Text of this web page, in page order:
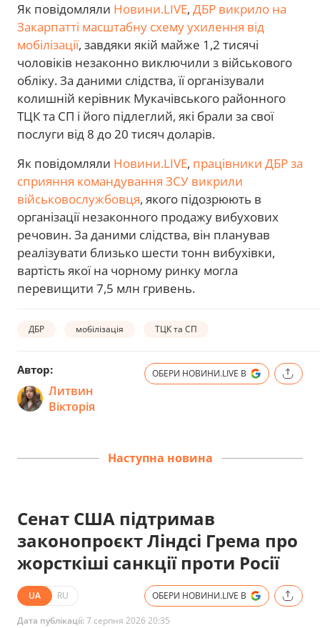
Як повідомляли Новини.LIVE, ДБР викрило на
Закарпатті масштабну схему ухилення від
мобілізації, завдяки якій майже 1,2 тисячі
чоловіків незаконно виключили з військового
обліку. За даними слідства, її організували
колишній керівник Мукачівського районного
ТЦК та СП і його підлеглий, які брали за свої
послуги від 8 до 20 тисяч доларів.
Як повідомляли Новини.LIVE, працівники ДБР за
сприяння командування ЗСУ викрили
військовослужбовця, якого підозрюють в
організації незаконного продажу вибухових
речовин. За даними слідства, він планував
реалізувати близько шести тонн вибухівки,
вартість якої на чорному ринку могла
перевищити 7,5 млн гривень.
ДБР мобілізація ТЦК та СП
Автор:
Литвин
Вікторія
ОБЕРИ НОВИНИ.LIVE В
Наступна новина
Сенат США підтримав
законопроєкт Ліндсі Грема про
жорсткіші санкції проти Росії
UA RU ОБЕРИ НОВИНИ.LIVE В
Дата публікації:7 серпня 2026 20:35